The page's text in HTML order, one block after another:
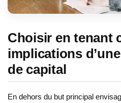
Choisir en tenant
implications
de capital
En dehors du but principal